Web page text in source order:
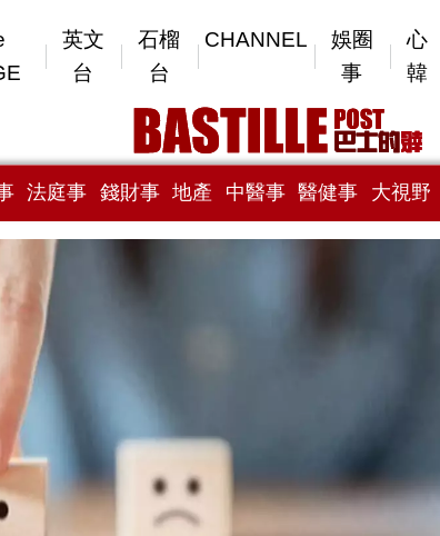
英文
台
石榴
台
CHANNEL
娛圈
事
心
韓
法庭事 錢財事 地產 中醫事 醫健事 大視野